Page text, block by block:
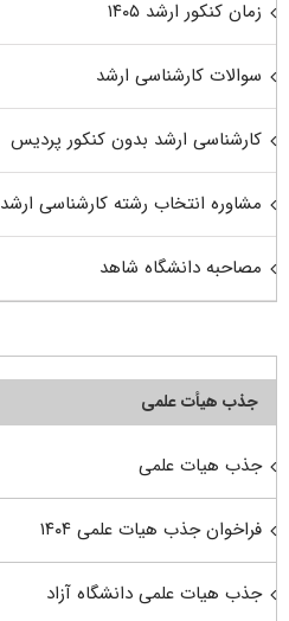
زمان کنکور ارشد ۱۴۰۵
سوالات کارشناسی ارشد
کارشناسی ارشد بدون کنکور پردیس
مشاوره انتخاب رشته کارشناسی ارشد
مصاحبه دانشگاه شاهد
جذب هیأت علمی
جذب هیات علمی
فراخوان جذب هیات علمی ۱۴۰۴
جذب هیات علمی دانشگاه آزاد